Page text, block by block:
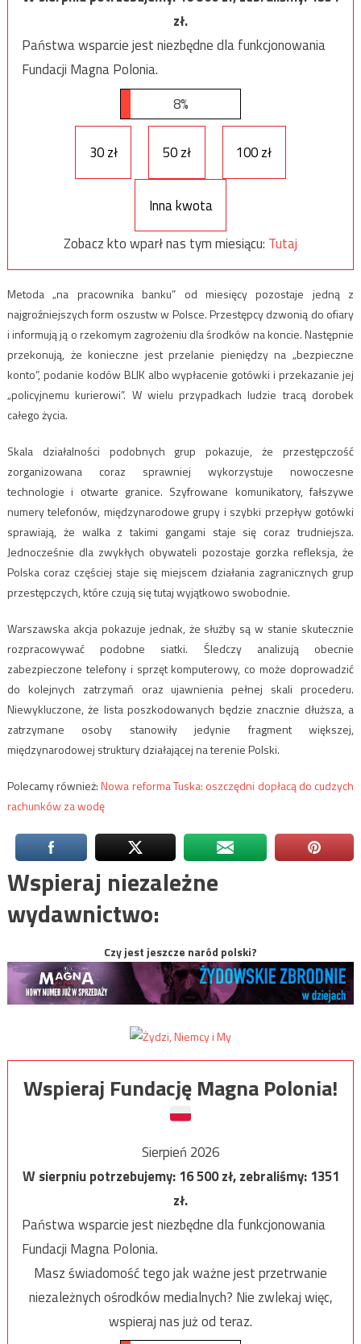
zł.
Państwa wsparcie jest niezbędne dla funkcjonowania
Fundacji Magna Polonia.
8%
30 zł 50 zł 100 zł
Inna kwota
Zobacz kto wparł nas tym miesiącu: Tutaj
Metoda „na pracownika banku” od miesięcy pozostaje jedną z
najgroźniejszych form oszustw w Polsce. Przestępcy dzwonią do ofiary
i informują ją o rzekomym zagrożeniu dla środków na koncie. Następnie
przekonują, że konieczne jest przelanie pieniędzy na „bezpieczne
konto”, podanie kodów BLIK albo wypłacenie gotówki i przekazanie jej
„policyjnemu kurierowi”. W wielu przypadkach ludzie tracą dorobek
całego życia.
Skala działalności podobnych grup pokazuje, że przestępczość
zorganizowana coraz sprawniej wykorzystuje nowoczesne
technologie i otwarte granice. Szyfrowane komunikatory, fałszywe
numery telefonów, międzynarodowe grupy i szybki przepływ gotówki
sprawiają, że walka z takimi gangami staje się coraz trudniejsza.
Jednocześnie dla zwykłych obywateli pozostaje gorzka refleksja, że
Polska coraz częściej staje się miejscem działania zagranicznych grup
przestępczych, które czują się tutaj wyjątkowo swobodnie.
Warszawska akcja pokazuje jednak, że służby są w stanie skutecznie
rozpracowywać podobne siatki. Śledczy analizują obecnie
zabezpieczone telefony i sprzęt komputerowy, co może doprowadzić
do kolejnych zatrzymań oraz ujawnienia pełnej skali procederu.
Niewykluczone, że lista poszkodowanych będzie znacznie dłuższa, a
zatrzymane osoby stanowiły jedynie fragment większej,
międzynarodowej struktury działającej na terenie Polski.
Polecamy również:Nowa reforma Tuska: oszczędni dopłacą do cudzych
rachunków za wodę
Wspieraj niezależne
wydawnictwo:
Czy jest jeszcze naród polski?
Wspieraj Fundację Magna Polonia!
Sierpień 2026
W sierpniu potrzebujemy:16 500zł, zebraliśmy:1351
zł.
Państwa wsparcie jest niezbędne dla funkcjonowania
Fundacji Magna Polonia.
Masz świadomość tego jak ważne jest przetrwanie
niezależnych ośrodków medialnych? Nie zwlekaj więc,
wspieraj nas już od teraz.